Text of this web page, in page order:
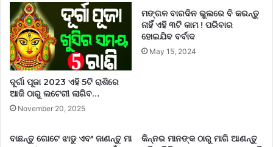
ଦୂର୍ଗା ପୂଜା 2023 ଏହି 5ଟି ରାଶିରେ
ଆଜି ଠାରୁ ଲଟେରୀ ଲାଗିବ…
November 20, 2025
ମଙ୍ଗଳ ବାରଦିନ ଭୁଲରେ ବି କରନ୍ତୁ
ନାହିଁ ଏହି ୩ଟି କାମ ! ପରିବାର
ହୋଇଯିବ ବର୍ବାଦ
May 15, 2024
ବାଛନ୍ତୁ ଗୋଟେ ଝାଡୁ ଏବଂ ଜାଣନ୍ତୁ ମା
କିନ୍ନର ମାନଙ୍କ ଠାରୁ ମାଗି ଆଣନ୍ତୁ